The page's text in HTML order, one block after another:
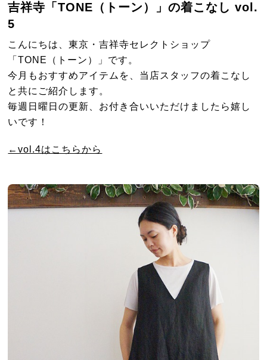
吉祥寺「TONE（トーン）」の着こなし vol.
5
こんにちは、東京・吉祥寺セレクトショップ
「TONE（トーン）」です。
今月もおすすめアイテムを、当店スタッフの着こなし
と共にご紹介します。
毎週日曜日の更新、お付き合いいただけましたら嬉し
いです！
←vol.4はこちらから